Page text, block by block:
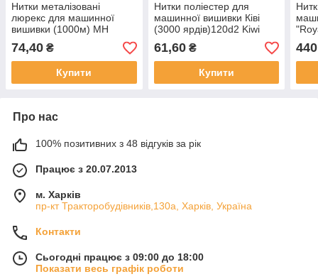
Нитки металізовані
люрекс для машинної
вишивки (1000м) MH
industry
74,40 ₴
Купити
Нитки поліестер для
машинної вишивки Ківі
(3000 ярдів)120d2 Kiwi
61,60₴
Купити
440
Про нас
100% позитивних з 48 відгуків за рік
Працює з 20.07.2013
м. Харків
пр-кт Тракторобудівників,130а, Харків, Україна
Контакти
Сьогодні працює з 09:00 до 18:00
Показати весь графік роботи